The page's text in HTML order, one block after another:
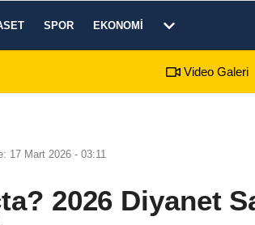
SPOR EKONOMI
Video Galeri
17 Mart 2026 - 03:11
2026 Diyanet